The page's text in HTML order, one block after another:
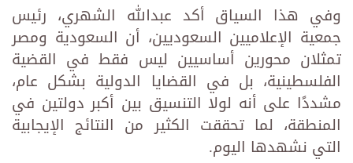
وفي هذا السياق أكد عبدالله الشهري، رئيس
جمعية الإعلاميين السعوديين، أن السعودية ومصر
تمثلان محورين أساسيين ليس فقط في القضية
الفلسطينية، بل في القضايا الدولية بشكل عام،
مشددًا على أنه لولا التنسيق بين أكبر دولتين في
المنطقة، لما تحققت الكثير من النتائج الإيجابية
التي نشهدها اليوم.